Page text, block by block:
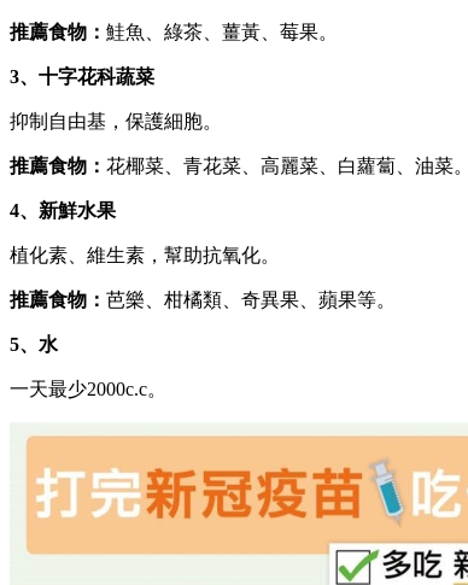
推薦食物： 鮭魚、綠茶、薑黃、莓果。
3、十字花科蔬菜
抑制自由基，保護細胞。
推薦食物： 花椰菜、青花菜、高麗菜、白蘿蔔、油菜。
4、新鮮水果
植化素、維生素，幫助抗氧化。
推薦食物： 芭樂、柑橘類、奇異果、蘋果等。
5、水
一天最少2000c.c。